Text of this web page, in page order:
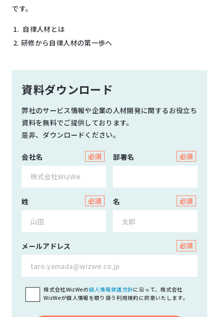
です。
自律人材とは
研修から自律人材の第一歩へ
資料ダウンロード
弊社のサービス情報や企業の人材開発に関するお役立ち
資料を無料でご提供しております。
是非、ダウンロードください。
会社名 部署名
姓 名
メールアドレス
株式会社WizWeの個人情報保護方針に沿って、株式会社
WizWeが個人情報を取り扱う利用規約に同意いたします。